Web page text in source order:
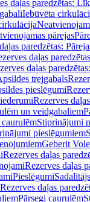
daļas paredzētas:
Iebūvēta
pārejas
paredzētas:
daļas
daļas
trejgabals
pieslēgumi
Rezerves
un veidgabaliem
Stiprinājumi
pieslēgumiem
Geberit
Rezerves daļas
Rezerves daļas
Pieslēgumi
Rezerves daļas
Pārsegi caurulēm